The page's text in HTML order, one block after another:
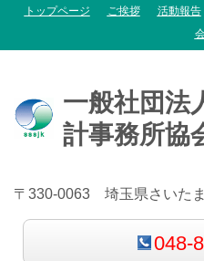
トップページ ご挨拶 活動報告
一般社団法
計事務所協
〒330-0063 埼玉県さいた
048-